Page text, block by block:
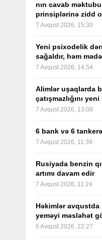
nın cavab
prinsiplərinə zidd
7 Avqust 2026, 15:30
Yeni psixodelik
sağaldır, həm
7 Avqust 2026, 14:54
Alimlər uşaqlarda
çatışmazlığını
7 Avqust 2026, 13:08
6 bank və 6
7 Avqust 2026, 11:39
Rusiyada benzin
artımı davam edir
7 Avqust 2026, 11:24
Həkimlər avqustda
yeməyi məsləhət
6 Avqust 2026, 22:27